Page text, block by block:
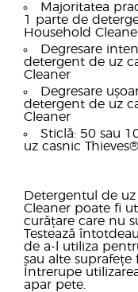
Majoritatea
1 parte de
Household
Degresare
detergent de uz
Cleaner
Degresare
detergent de uz
Cleaner
Sticlă: 50 sau
uz casnic
Detergentul de
Cleaner poate fi
curățare care nu
Testează
de a-l utiliza
sau alte suprafețe
Întrerupe
apar pete.